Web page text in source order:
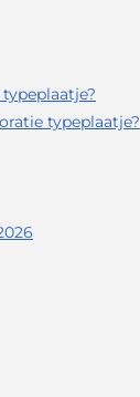
typeplaatje?